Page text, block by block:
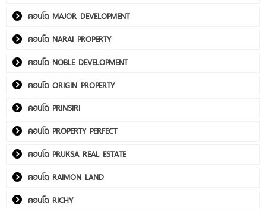
คอนโด MAJOR DEVELOPMENT
คอนโด NARAI PROPERTY
คอนโด NOBLE DEVELOPMENT
คอนโด ORIGIN PROPERTY
คอนโด PRINSIRI
คอนโด PROPERTY PERFECT
คอนโด PRUKSA REAL ESTATE
คอนโด RAIMON LAND
คอนโด RICHY